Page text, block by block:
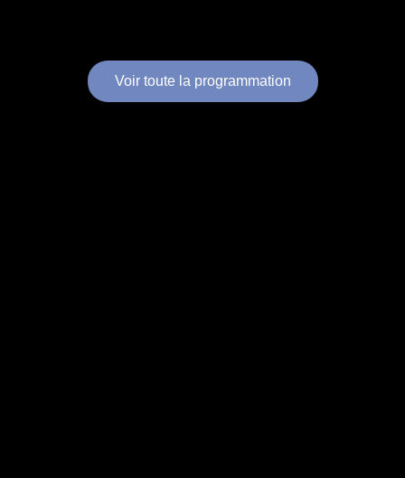
Voir toute la programmation